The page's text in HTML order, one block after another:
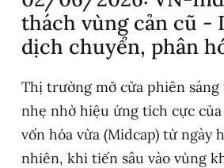
thách vùng cản cũ -
dịch chuyển, phân
Thị trường mở cửa phiên sáng
nhẹ nhờ hiệu ứng tích cực
vốn hóa vừa (Midcap) từ ngày
nhiên, khi tiến sâu vào vùng